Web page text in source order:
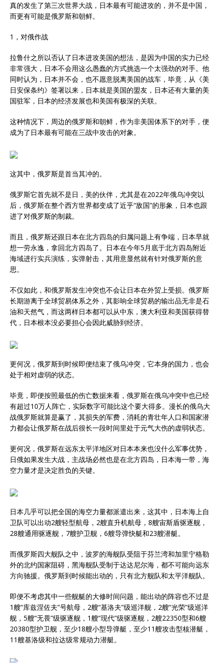
真的发生了第三次世界大战，日本最有可能进攻的，并不是中国，
而更有可能是俄罗斯和朝鲜。
1，对俄作战
拉鲁什之所以否认了日本进攻美国的想法，是因为中国的实力已经
非常强大，日本不会用这么愚蠢的方式挑选一个太强劲的对手。他
同时认为，日本并不会，也不愿意脱离美国的战车，毕竟，从《美
日安保条约》签署以来，日本就是美国的盟友，日本还有大量的美
国驻军，日本的经济发展也和美国有极深的关联。
这种情况下，周边的俄罗斯和朝鲜，作为非美国体系下的对手，便
成为了日本最有可能在三战中攻击的对象。
这其中，俄罗斯是首当其冲的。
俄罗斯它首先就不是日，美的伙伴，尤其是在2022年俄乌冲突以
后，俄罗斯在整个西方世界都变成了近乎“敌国”的形象，日本也跟
进了对俄罗斯的制裁。
而且，俄罗斯还跟日本在北方四岛的归属问题上有争端，日本早就
想一劳永逸，拿回北方四岛了。日本在今年5月底于北方四岛附近
海域进行实兵演练，实弹射击，其用意显然就有针对俄罗斯的意
思。
不仅如此，和俄罗斯发生冲突也不会让日本在外贸上受损。俄罗斯
长期游离于全球贸易体系之外，其影响全球贸易的输出品无非是石
油和天然气，而这两样日本都可以从中东，澳大利亚和美国获得替
代，日本根本没必要担心会因此威胁到经济。
更何况，俄罗斯到时候即便结束了俄乌冲突，它本身的国力，也会
处于相对虚弱的状态。
毕竟，即便按照最低的伤亡数据来看，俄罗斯在俄乌冲突中也已经
有超过10万人阵亡，实际数字可能比这个要大得多。漫长的俄乌大
战俄罗斯就算是赢了，其损失的军费，消耗的青壮年人口和国家潜
力都会让俄罗斯在战后很长一段时间里处于元气大伤的虚弱状态。
更何况，俄罗斯在远东太平洋地区对日本本来也没什么军事优势，
日俄如果发生大战，主战场必然也是在北方四岛，日本海一带，海
空力量才是决定胜负的关键。
日本几乎可以把全国的海空力量都派遣出来，这其中，日本海上自
卫队可以出动2艘轻型航母，2艘直升机航母，8艘宙斯盾驱逐舰，
28艘通用驱逐舰，7艘护卫舰，6艘导弹快艇和23艘潜艇。
而俄罗斯四大舰队之中，波罗的海舰队受阻于芬兰湾和加里宁格勒
外的北约国家阻碍，黑海舰队受制于达达尼尔海，都不可能向远东
方向驰援。俄罗斯到时候能出动的，只有北方舰队和太平洋舰队。
即便不考虑其中一些舰艇的大修时间问题，能出动的阵容也不过是
1艘“库兹涅佐夫”号航母，2艘“基洛夫”级巡洋舰，2艘“光荣”级巡洋
舰，5艘“无畏”级驱逐舰，1艘“现代”级驱逐舰，2艘22350型和6艘
20380型护卫舰，至少18艘小型导弹艇，至少11艘攻击型核潜艇，
11艘基洛级和拉达级常规动力潜艇。